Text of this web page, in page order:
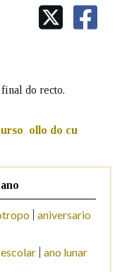
CORPORATIVA
ADALID
DAS LETRAS
do recto.
ollo do cu
ano
aniversario
ano lunar